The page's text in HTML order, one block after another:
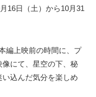
16日（土）から10月31
編上映前の時間に、プ
にて、星空の下、秘
込んだ気分を楽しめ